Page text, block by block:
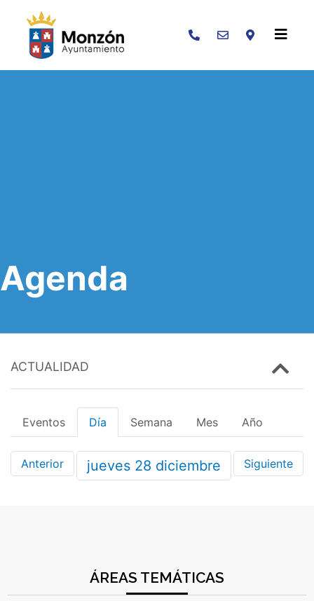
Buscar
Agenda
ACTUALIDAD
Eventos Día Semana Mes Año
Anterior jueves 28 diciembre Siguiente
ÁREAS TEMÁTICAS